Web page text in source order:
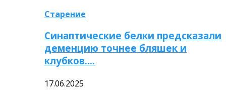
Старение
Синаптические белки предсказали
деменцию точнее бляшек и
клубков….
17.06.2025